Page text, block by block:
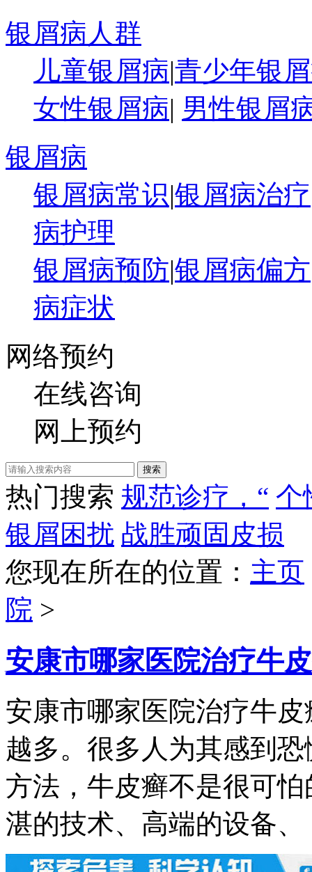
银屑病人群
儿童银屑病|青少年银
女性银屑病| 男性银屑
银屑病
银屑病常识|银屑病治疗
病护理
银屑病预防|银屑病偏方
病症状
网络预约
在线咨询
网上预约
搜索
热门搜索 规范诊疗，“ 个
银屑困扰 战胜顽固皮损
您现在所在的位置： 主页
院 >
安康市哪家医院治疗牛
安康市哪家医院治疗牛
越多。很多人为其感到
方法，牛皮癣不是很可
湛的技术、高端的设备